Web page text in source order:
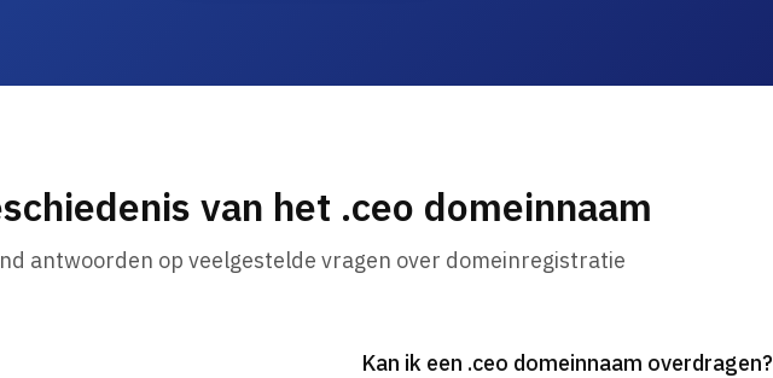
van het .ceo domeinnaam
antwoorden op veelgestelde vragen over domeinregistratie
Kan ik een .ceo domeinnaam overdragen?